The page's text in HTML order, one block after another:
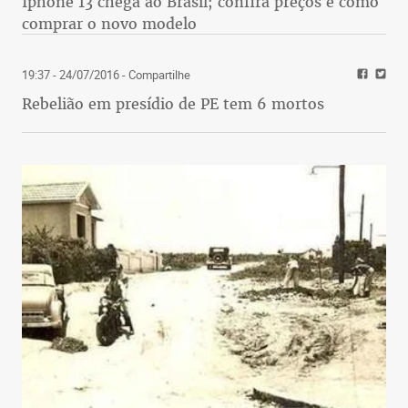
comprar o novo modelo
19:37 - 24/07/2016- Compartilhe
Rebelião em presídio de PE tem 6 mortos